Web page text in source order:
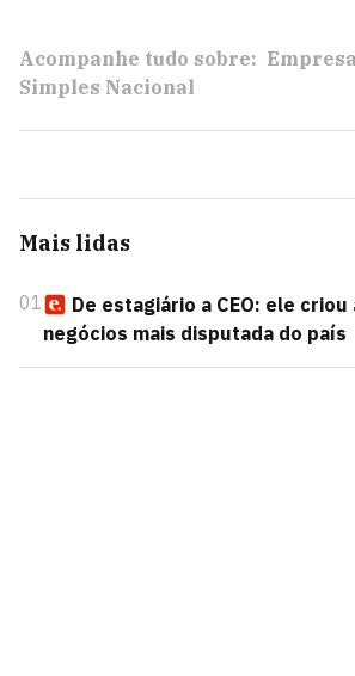
Acompanhe tudo sobre:
Simples Nacional
Mais lidas
01
De estagiário a CEO: ele criou
negócios mais disputada do país